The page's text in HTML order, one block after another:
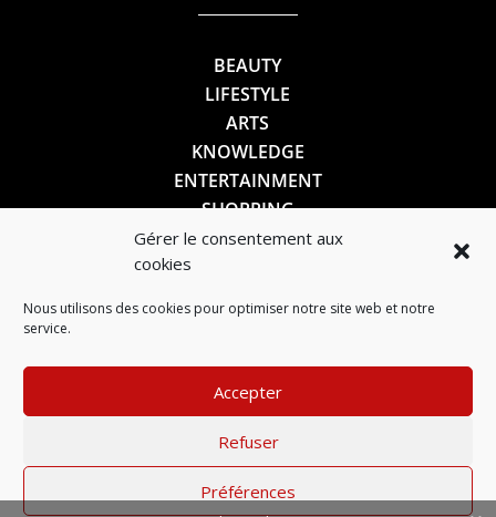
Gérer le consentement aux
cookies
Nous utilisons des cookies pour optimiser notre site web et notre
service.
Accepter
Refuser
Préférences
BEAUTY
LIFESTYLE
ARTS
KNOWLEDGE
ENTERTAINMENT
SHOPPING
SUIVEZ-NOUS
Mentions légales–Politique de confidentialité